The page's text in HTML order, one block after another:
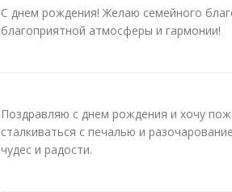
С днем рождения! Желаю семейного
благоприятной атмосферы и гармонии!
Поздравляю с днем рождения и хочу
сталкиваться с печалью и
чудес и радости.